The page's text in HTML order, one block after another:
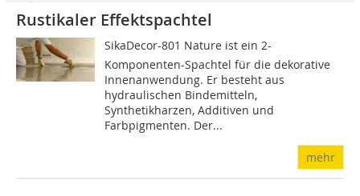
Rustikaler Effektspachtel
SikaDecor-801 Nature ist ein 2-
Komponenten-Spachtel für die dekorative
Innenanwendung. Er besteht aus
hydraulischen Bindemitteln,
Synthetikharzen, Additiven und
Farbpigmenten. Der...
mehr